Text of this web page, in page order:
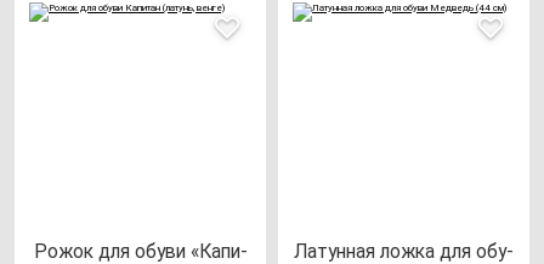
Рожок для обу­ви «Капи­
Латун­ная лож­ка для обу­